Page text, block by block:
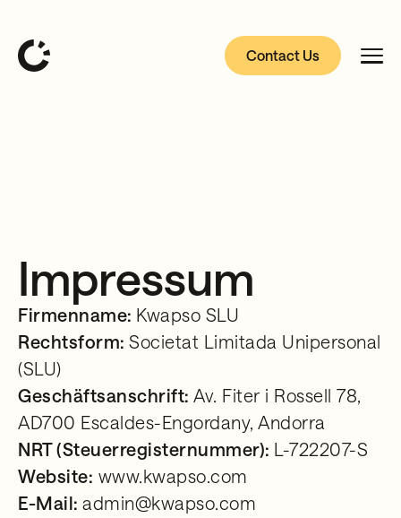
Contact Us
Impressum
Firmenname: Kwapso SLU
Rechtsform: Societat Limitada Unipersonal
(SLU)
Geschäftsanschrift: Av. Fiter i Rossell 78,
AD700 Escaldes-Engordany, Andorra
NRT (Steuerregisternummer): L-722207-S
Website: www.kwapso.com
E-Mail: admin@kwapso.com